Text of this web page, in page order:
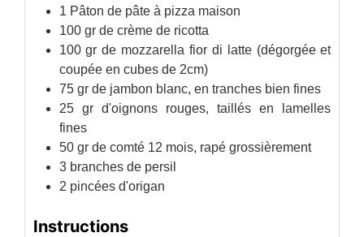
1 Pâton de pâte à pizza maison
100 gr de crème de ricotta
100 gr de mozzarella fior di latte (dégorgée et
coupée en cubes de 2cm)
75 gr de jambon blanc, en tranches bien fines
25
gr d'oignons rouges,taillés en lamelles
fines
50 gr de comté 12 mois, rapé grossièrement
3 branches de persil
2 pincées d'origan
Instructions